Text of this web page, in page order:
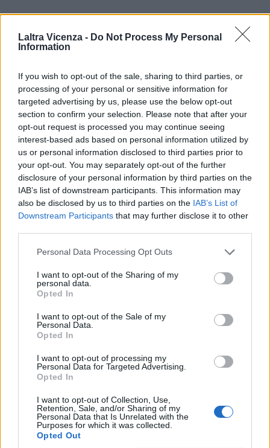
Laltra Vicenza - Do Not Process My Personal
Information
If you wish to opt-out of the sale, sharing to third parties, or
processing of your personal or sensitive information for
targeted advertising by us, please use the below opt-out
section to confirm your selection. Please note that after your
opt-out request is processed you may continue seeing
interest-based ads based on personal information utilized by
us or personal information disclosed to third parties prior to
your opt-out. You may separately opt-out of the further
disclosure of your personal information by third parties on the
IAB’s list of downstream participants. This information may
also be disclosed by us to third parties on the IAB’s List of
Downstream Participants that may further disclose it to other
Personal Data Processing Opt Outs
I want to opt-out of the Sharing of my
personal data.
Opted In
I want to opt-out of the Sale of my
Personal Data.
Opted In
I want to opt-out of processing my
Personal Data for Targeted Advertising.
Opted In
I want to opt-out of Collection, Use,
Retention, Sale, and/or Sharing of my
Personal Data that Is Unrelated with the
Purposes for which it was collected.
Opted Out
A Vicenza Alessandro Belluscio, pur senza rinunciare al tifo per i
“Erano gli anni del Real Vicenza, di
G.B. Fabbri, di Paolo Rossi. Ho conosciuto alcuni di quei giocatori
allora sono rimasto sempre vicino al Vicenza, continuo ad andare a
vedere tutte le partite al Menti. Sono anche sponsor, come lo sono
dell’Arzignano.”
Non ha mai voluto entrare in società ma è stato uno dei fondatori
di Vicenza Futura, il gruppo di imprenditori che voleva costruire a
Vicenza est una Cittadella dello sport con nuovo stadio e nuovo
palasport.
“Era un grande progetto, volevamo dare qualcosa
d’importante alla città ma abbiamo trovato ostilità dappertutto, dai
politici ai tifosi ai gruppi economici.”
Alessandro Belluscio e il golf
Un’altra avventura sportiva è stata il progetto dei Mondiali di